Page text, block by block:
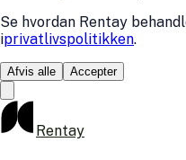
Se hvordan Rentay
iprivatlivspolitikken.
Afvis alle Accepter
Rentay